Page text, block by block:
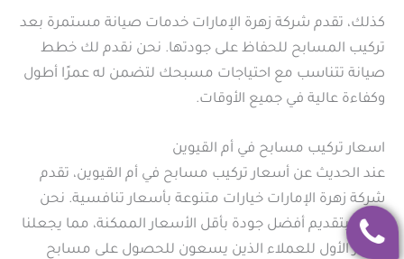
كذلك، تقدم شركة زهرة الإمارات خدمات صيانة مستمرة بعد
تركيب المسابح للحفاظ على جودتها. نحن نقدم لك خطط
صيانة تتناسب مع احتياجات مسبحك لتضمن له عمرًا أطول
وكفاءة عالية في جميع الأوقات.
اسعار تركيب مسابح في أم القيوين
عند الحديث عن أسعار تركيب مسابح في أم القيوين، تقدم
شركة زهرة الإمارات خيارات متنوعة بأسعار تنافسية. نحن
نؤمن بتقديم أفضل جودة بأقل الأسعار الممكنة، مما يجعلنا
الخيار الأول للعملاء الذين يسعون للحصول على مسابح